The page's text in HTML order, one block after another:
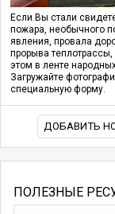
Если Вы стали
пожара, необычного
явления, провала
прорыва
этом в ленте
Загружайте
специальную форму.
ДОБАВИТЬ
ПОЛЕЗНЫЕ